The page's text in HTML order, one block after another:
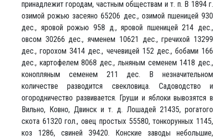
принадлежит городам, частным обществам и т. п. В 1894 г.
озимой рожью засеяно 65206 дес., озимой пшеницей 930
дес., яровой рожью 958 д., яровой пшеницей 214 дес.,
овсом 30266 дес., ячменем 10621 дес., гречихой 13299
дес., горохом 3414 дес., чечевицей 152 дес., бобами 166
дес., картофелем 8068 дес., льняным семенем 1418 дес.,
конопляным семенем 211 дес. В незначительном
количестве разводится свекловица. Садоводство и
огородничество развивается. Груши и яблоки вывозятся в
Вильно, Ковно, Двинск и т. д. Лошадей 21435, рогатого
скота 61320 гол., овец простых 55580, тонкорунных 1145,
коз 1286, свиней 39420. Конские заводы небольшие,